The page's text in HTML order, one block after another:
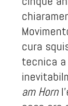
cura
tecnica
am Horn